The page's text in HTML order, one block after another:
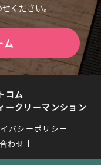
ください。
ム
コム
ークリーマンション
バシーポリシー
わせ